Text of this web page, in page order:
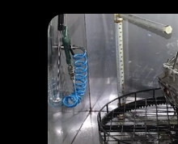
Нажимая на кнопку,
Положение и даете
персональных